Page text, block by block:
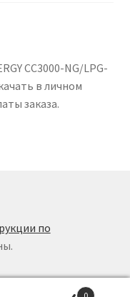
CC3000-NG/LPG-
в личном
заказа.
по